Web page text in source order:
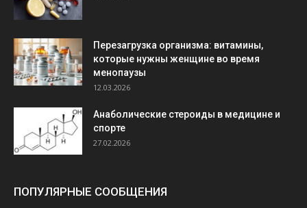
Перезагрузка организма: витамины,
которые нужны женщине во время
менопаузы
12.03.2026
Анаболические стероиды в медицине и
спорте
27.02.2026
ПОПУЛЯРНЫЕ СООБЩЕНИЯ